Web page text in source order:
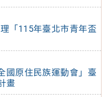
「115年臺北市青年盃
國原住民族運動會」臺
畫